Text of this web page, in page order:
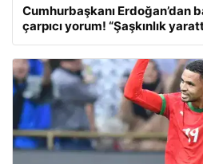
Cumhurbaşkanı Erdoğan’dan
çarpıcı yorum! “Şaşkınlık